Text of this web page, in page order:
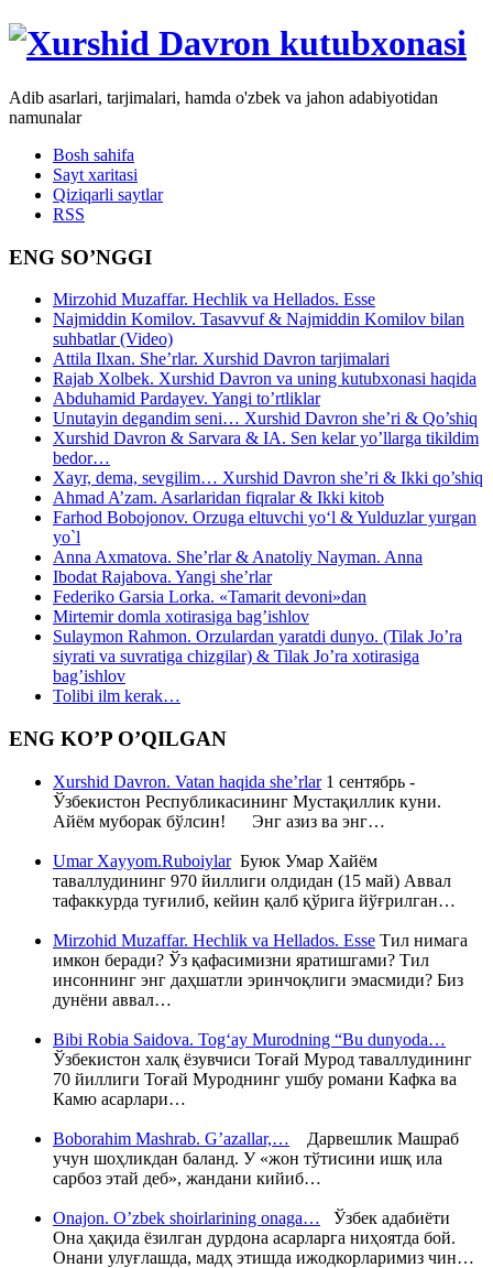
Adib asarlari, tarjimalari, hamda o'zbek va jahon adabiyotidan
namunalar
Bosh sahifa
Sayt xaritasi
Qiziqarli saytlar
RSS
ENG SO’NGGI
Mirzohid Muzaffar. Hechlik va Hellados. Esse
Najmiddin Komilov. Tasavvuf & Najmiddin Komilov bilan
suhbatlar (Video)
Attila Ilxan. She’rlar. Xurshid Davron tarjimalari
Rajab Xolbek. Xurshid Davron va uning kutubxonasi haqida
Abduhamid Pardayev. Yangi to’rtliklar
Unutayin degandim seni… Xurshid Davron she’ri & Qo’shiq
Xurshid Davron & Sarvara & IA. Sen kelar yo’llarga tikildim
bedor…
Xayr, dema, sevgilim… Xurshid Davron she’ri & Ikki qo’shiq
Ahmad A’zam. Asarlaridan fiqralar & Ikki kitob
Farhod Bobojonov. Orzuga eltuvchi yo‘l & Yulduzlar yurgan
yo`l
Anna Axmatova. She’rlar & Anatoliy Nayman. Anna
Ibodat Rajabova. Yangi she’rlar
Federiko Garsia Lorka. «Tamarit devoni»dan
Mirtemir domla xotirasiga bag’ishlov
Sulaymon Rahmon. Orzulardan yaratdi dunyo. (Tilak Jo’ra
siyrati va suvratiga chizgilar) & Tilak Jo’ra xotirasiga
bag’ishlov
Tolibi ilm kerak…
ENG KO’P O’QILGAN
Xurshid Davron. Vatan haqida she’rlar1 сентябрь -
Ўзбекистон Республикасининг Мустақиллик куни.
Айём муборак бўлсин! Энг азиз ва энг…
Umar Xayyom.RuboiylarБуюк Умар Хайём
таваллудининг 970 йиллиги олдидан (15 май) Аввал
тафаккурда туғилиб, кейин қалб қўрига йўғрилган…
Mirzohid Muzaffar. Hechlik va Hellados. Esse Тил нимага
имкон беради? Ўз қафасимизни яратишгами? Тил
инсоннинг энг даҳшатли эринчоқлиги эмасмиди? Биз
дунёни аввал…
Bibi Robia Saidova. Tog‘ay Murodning “Bu dunyoda…
Ўзбекистон халқ ёзувчиси Тоғай Мурод таваллудининг
70 йиллиги Тоғай Муроднинг ушбу романи Кафка ва
Камю асарлари…
Boborahim Mashrab. G’azallar,… Дарвешлик Машраб
учун шоҳликдан баланд. У «жон тўтисини ишқ ила
сарбоз этай деб», жандани кийиб…
Onajon. O’zbek shoirlarining onaga… Ўзбек адабиёти
Она ҳақида ёзилган дурдона асарларга ниҳоятда бой.
Онани улуғлашда, мадҳ этишда ижодкорларимиз чин…